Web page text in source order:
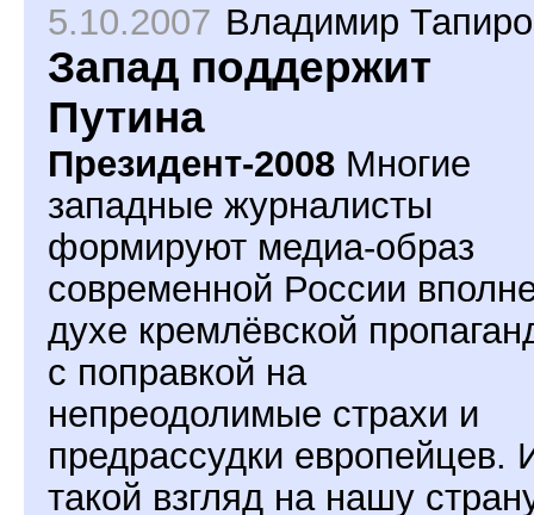
5.10.2007 Владимир
Запад поддержит
Путина
Президент-2008 Многие
западные журналисты
формируют медиа-образ
современной России
духе кремлёвской
с поправкой на
непреодолимые страхи и
предрассудки европейцев.
такой взгляд на нашу